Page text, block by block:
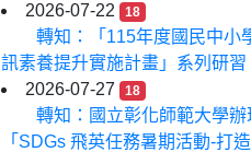
2026-07-22
18
轉知：「115年度國民中小
訊素養提升實施計畫」系列研習
2026-07-27
18
轉知：國立彰化師範大學辦
「SDGs 飛英任務暑期活動-打